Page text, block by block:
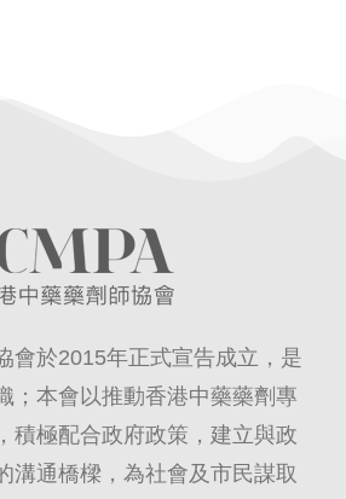
會於2015年正式宣告成立，是
；本會以推動香港中藥藥劑專
積極配合政府政策，建立與政
溝通橋樑，為社會及市民謀取